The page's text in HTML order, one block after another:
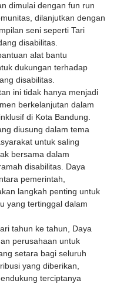
dimulai dengan fun run
dilanjutkan dengan
seni seperti Tari
disabilitas.
alat bantu
dukungan terhadap
disabilitas.
ini tidak hanya menjadi
berkelanjutan dalam
di Kota Bandung.
diusung dalam tema
untuk saling
bersama dalam
disabilitas. Daya
pemerintah,
langkah penting untuk
yang tertinggal dalam
tahun ke tahun, Daya
perusahaan untuk
setara bagi seluruh
yang diberikan,
terciptanya